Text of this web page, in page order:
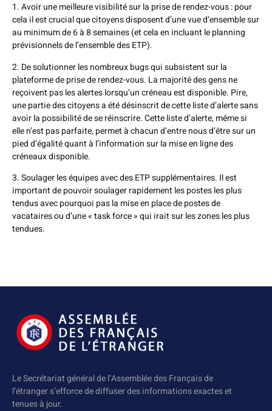
1. Avoir une meilleure visibilité sur la prise de rendez-vous : pour
cela il est crucial que citoyens disposent d’une vue d’ensemble sur
au minimum de 6 à 8 semaines (et cela en incluant le planning
prévisionnels de l’ensemble des ETP).
2. De solutionner les nombreux bugs qui subsistent sur la
plateforme de prise de rendez-vous. La majorité des gens ne
reçoivent pas les alertes lorsqu’un créneau est disponible. Pire,
une partie des citoyens a été désinscrit de cette liste d’alerte sans
avoir la possibilité de se réinscrire. Cette liste d’alerte, même si
elle n’est pas parfaite, permet à chacun d’entre nous d’être sur un
pied d’égalité quant à l’information sur la mise en ligne des
créneaux disponible.
3. Soulager les équipes avec des ETP supplémentaires. Il est
important de pouvoir soulager rapidement les postes les plus
tendus avec pourquoi pas la mise en place de postes de
vacataires ou d’une « task force » qui irait sur les zones les plus
tendues.
Le Secrétariat général de l’Assemblée des Français de
l’étranger s’efforce de diffuser des informations exactes et
tenues à jour.